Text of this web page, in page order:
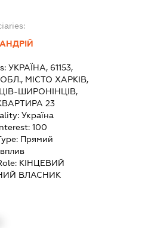
УКРАЇНА, 61153,
МІСТО ХАРКІВ,
ШИРОНІНЦІВ,
23
Україна
100
Прямий
КІНЦЕВИЙ
ВЛАСНИК